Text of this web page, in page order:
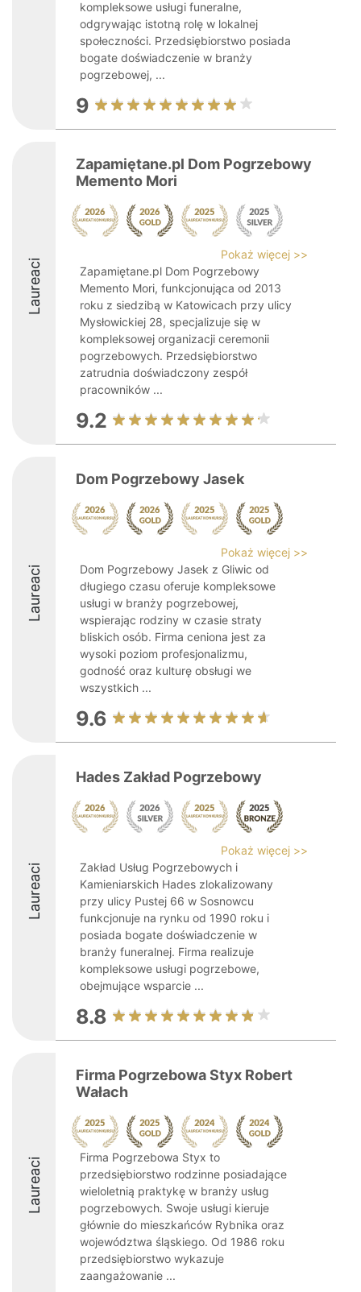
kompleksowe usługi funeralne,
odgrywając istotną rolę w lokalnej
społeczności. Przedsiębiorstwo posiada
bogate doświadczenie w branży
pogrzebowej, ...
9
Laureaci
Zapamiętane.pl Dom Pogrzebowy
Memento Mori
Pokaż więcej >>
Zapamiętane.pl Dom Pogrzebowy
Memento Mori, funkcjonująca od 2013
roku z siedzibą w Katowicach przy ulicy
Mysłowickiej 28, specjalizuje się w
kompleksowej organizacji ceremonii
pogrzebowych. Przedsiębiorstwo
zatrudnia doświadczony zespół
pracowników ...
9.2
Laureaci
Dom Pogrzebowy Jasek
Pokaż więcej >>
Dom Pogrzebowy Jasek z Gliwic od
długiego czasu oferuje kompleksowe
usługi w branży pogrzebowej,
wspierając rodziny w czasie straty
bliskich osób. Firma ceniona jest za
wysoki poziom profesjonalizmu,
godność oraz kulturę obsługi we
wszystkich ...
9.6
Laureaci
Hades Zakład Pogrzebowy
Pokaż więcej >>
Zakład Usług Pogrzebowych i
Kamieniarskich Hades zlokalizowany
przy ulicy Pustej 66 w Sosnowcu
funkcjonuje na rynku od 1990 roku i
posiada bogate doświadczenie w
branży funeralnej. Firma realizuje
kompleksowe usługi pogrzebowe,
obejmujące wsparcie ...
8.8
Laureaci
Firma Pogrzebowa Styx Robert
Wałach
Firma Pogrzebowa Styx to
przedsiębiorstwo rodzinne posiadające
wieloletnią praktykę w branży usług
pogrzebowych. Swoje usługi kieruje
głównie do mieszkańców Rybnika oraz
województwa śląskiego. Od 1986 roku
przedsiębiorstwo wykazuje
zaangażowanie ...